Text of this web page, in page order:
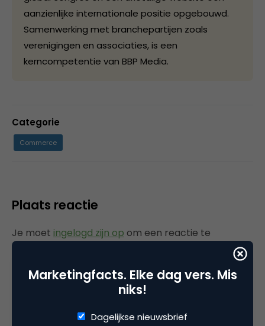
aanzienlijke internationale positie opgebouwd.
Samenwerking met branchepartijen zoals
verenigingen en associaties, is een
kerncompetentie van BBP Media.
Categorie
Commerce
Plaats reactie
Je moet ingelogd zijn op om een reactie te
plaatsen.
Gerelateerde artikelen
Marketingfacts. Elke dag vers. Mis
niks!
Dagelijkse nieuwsbrief